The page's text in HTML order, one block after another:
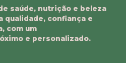
saúde, nutrição e beleza
qualidade, confiança e
com um
e personalizado.